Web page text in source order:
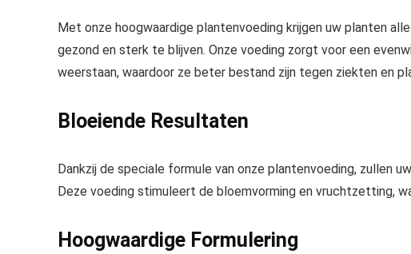
Met onze hoogwaardige plantenvoeding krijgen uw planten alle
gezond en sterk te blijven. Onze voeding zorgt voor een
weerstaan, waardoor ze beter bestand zijn tegen ziekten en
Bloeiende Resultaten
Dankzij de speciale formule van onze plantenvoeding, zullen
Deze voeding stimuleert de bloemvorming en vruchtzetting,
Hoogwaardige Formulering